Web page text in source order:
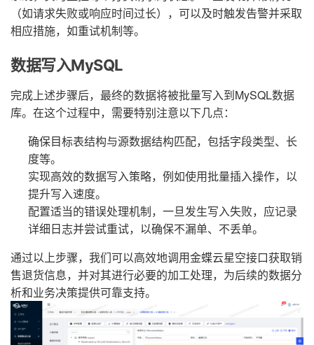
（如请求失败或响应时间过长），可以及时触发告警并采取
相应措施，如重试机制等。
数据写入MySQL
完成上述步骤后，最终的数据将被批量写入到MySQL数据
库。在这个过程中，需要特别注意以下几点：
确保目标表结构与源数据结构匹配，包括字段类型、长
度等。
实现高效的数据写入策略，例如使用批量插入操作，以
提升写入速度。
配置适当的错误处理机制，一旦发生写入失败，应记录
详细日志并尝试重试，以确保不漏单、不丢单。
通过以上步骤，我们可以高效地调用金蝶云星空接口获取销
售退货信息，并对其进行必要的加工处理，为后续的数据分
析和业务决策提供可靠支持。